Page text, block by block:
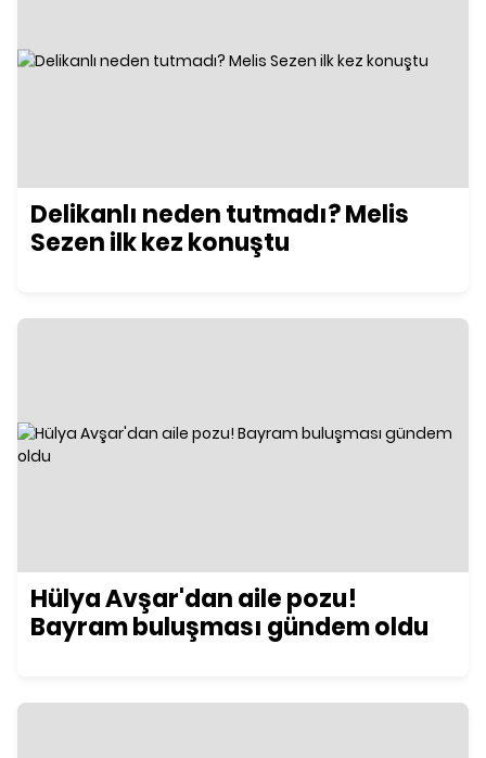
Delikanlı neden tutmadı? Melis
Sezen ilk kez konuştu
Hülya Avşar'dan aile pozu!
Bayram buluşması gündem oldu